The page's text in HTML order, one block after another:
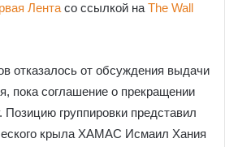
Лента со ссылкой на The Wall
отказалось от обсуждения выдачи
пока соглашение о прекращении
Позицию группировки представил
крыла ХАМАС Исмаил Хания